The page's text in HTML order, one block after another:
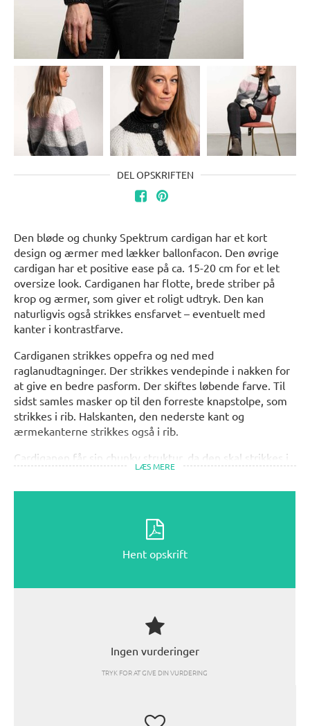
DEL OPSKRIFTEN
Den bløde og chunky Spektrum cardigan har et kort
design og ærmer med lækker ballonfacon. Den øvrige
cardigan har et positive ease på ca. 15-20 cm for et let
oversize look. Cardiganen har flotte, brede striber på
krop og ærmer, som giver et roligt udtryk. Den kan
naturligvis også strikkes ensfarvet – eventuelt med
kanter i kontrastfarve.
Cardiganen strikkes oppefra og ned med
raglanudtagninger. Der strikkes vendepinde i nakken for
at give en bedre pasform. Der skiftes løbende farve. Til
sidst samles masker op til den forreste knapstolpe, som
strikkes i rib. Halskanten, den nederste kant og
ærmekanterne strikkes også i rib.
Cardiganen får sin chunky struktur, da den skal strikkes i
to tråde Grace på pind 8 mm. Garnet er luftigt og
farvemuligheder, som supplerer hinanden godt til en
stribet cardigan som denne.
LÆS MERE
Hent opskrift
Ingen vurderinger
TRYK FOR AT GIVE DIN VURDERING